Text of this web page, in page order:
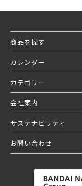
商品を探す
カレンダー
カテゴリー
会社案内
サステナビリティ
お問い合わせ